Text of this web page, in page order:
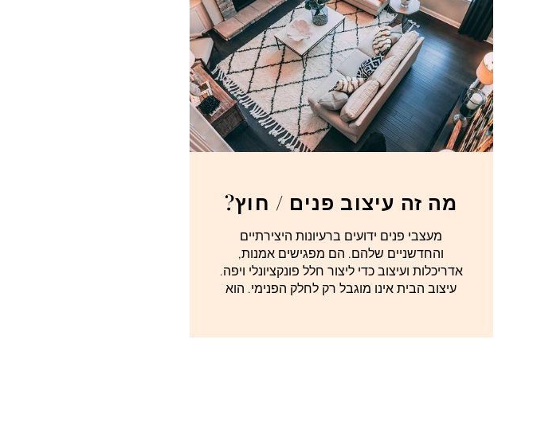
מה זה עיצוב פנים / חוץ?
מעצבי פנים ידועים ברעיונות היצירתיים
והחדשניים שלהם. הם מפגישים אמנות,
אדריכלות ועיצוב כדי ליצור חלל פונקציונלי ויפה.
עיצוב הבית אינו מוגבל רק לחלק הפנימי. הוא